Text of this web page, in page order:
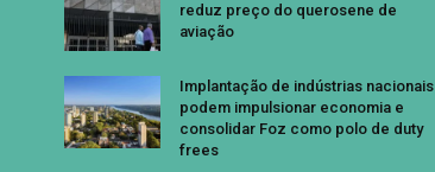
reduz preço do querosene de
aviação
Implantação de indústrias nacionais
podem impulsionar economia e
consolidar Foz como polo de duty
frees